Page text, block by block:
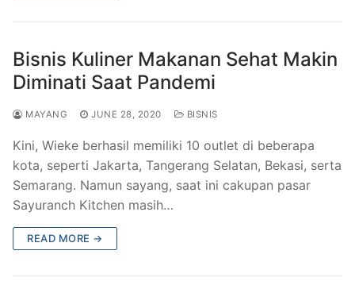
Bisnis Kuliner Makanan Sehat Makin
Diminati Saat Pandemi
MAYANG JUNE 28, 2020 BISNIS
Kini, Wieke berhasil memiliki 10 outlet di beberapa
kota, seperti Jakarta, Tangerang Selatan, Bekasi, serta
Semarang. Namun sayang, saat ini cakupan pasar
Sayuranch Kitchen masih…
READ MORE →